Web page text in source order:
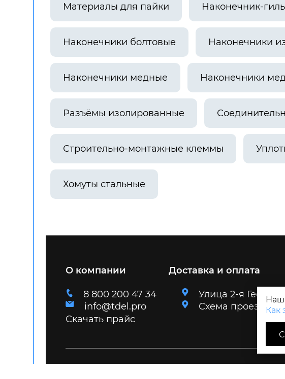
Наш
Как
Материалы для пайки Наконечник-
Наконечники болтовые Наконечники
Наконечники медные Наконечники
Разъёмы изолированные
Строительно-монтажные клеммы
Хомуты стальные
О компании Доставка и оплата
8 800 200 47 34
info@tdel.pro
Улица 2-я
Схема проезда
Скачать прайс